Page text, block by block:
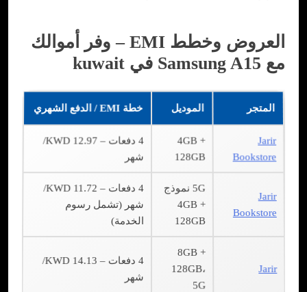
العروض وخطط EMI – وفر أموالك
مع Samsung A15 في kuwait
المتجر الموديل خطة EMI / الدفع الشهري
Jarir
Bookstore
4GB +
128GB
4 دفعات – KWD 12.97/
شهر
Jarir
Bookstore
5G نموذج
4GB +
128GB
4 دفعات – KWD 11.72/
شهر (تشمل رسوم
الخدمة)
Jarir
8GB +
128GB،
5G
4 دفعات – KWD 14.13/
شهر